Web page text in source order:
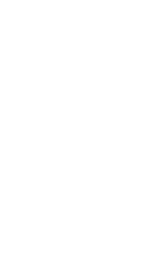
ved … Lisbeth Klastrup